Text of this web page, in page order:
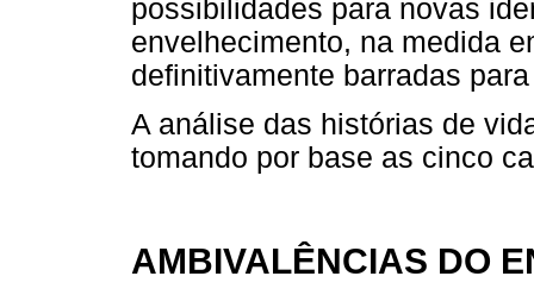
possibilidades para novas
envelhecimento, na medida
definitivamente barradas
A análise das histórias de
tomando por base as cinco
AMBIVALÊNCIAS DO